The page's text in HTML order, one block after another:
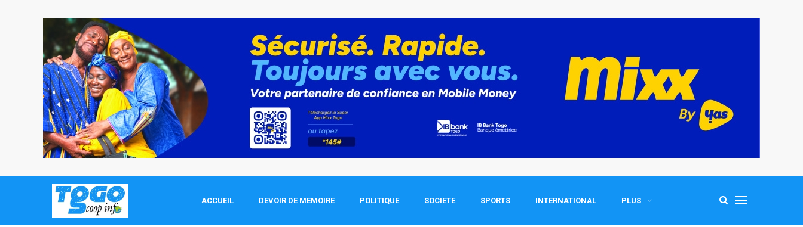
ACCUEIL DEVOIR DE MEMOIRE POLITIQUE SOCIETE SPORTS INTERNATIONAL PLUS